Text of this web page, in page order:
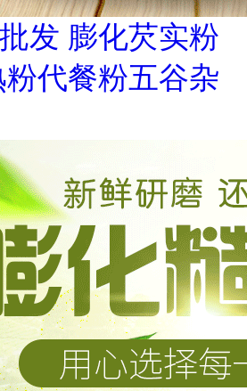
发 膨化芡实粉
代餐粉五谷杂